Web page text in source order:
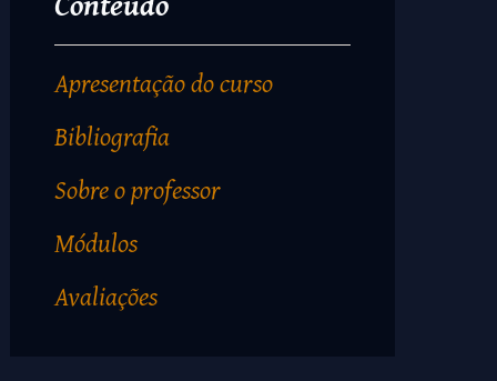
Apresentação do curso
Bibliografia
Sobre o professor
Módulos
Avaliações